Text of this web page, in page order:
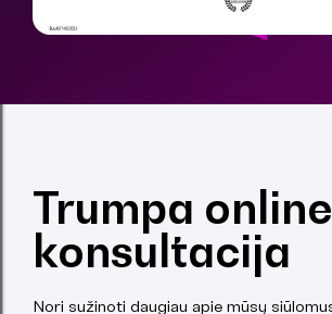
Trumpa online
konsultacija
Nori sužinoti daugiau apie mūsų